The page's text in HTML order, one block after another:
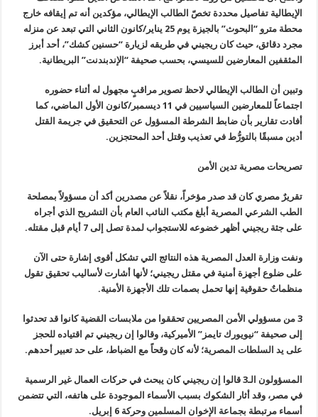
الإيطالية تفاصيل محددة تخصّ الطالب الإيطالي، مؤكدين أنه تم إيقافه خارج
محطة مترو “البحوث” بالجيزة يوم 25 يناير/كانون الثاني التي تبعد عن منزله
مجرد دقائق، حيث كان ريجيني في طريقه لزيارة “حسنين كشك”، أحد أبرز
المثقفين المعارضين للسيسي، بحسب صحيفة“ الإندبندنت” البريطانية.
وتبين أن الطالب الإيطالي لاحظ تصوير مراقبٍ مجهول له أثناء حضوره
اجتماعاً للمعارضين السياسيين في 11 ديسمبر/كانون الأول الماضي، كما
أفادت تقارير بأن ضابط الشرطة المسؤول عن التحقيق في جريمة القتل
أدين مسبقًا بالتورُّط في تعذيب وقتل أحد المحتجزين.
تصريحات مصرية تدين الأمن
تقريرٌ مصري كان قد صدر مؤخراً، نقلاً عن مصدرين أكد أن مسؤولاً بمصلحة
الطب الشرعي المصرية أبلغ مكتب النائب العام بأن التشريح الذي أجراه
على جثة ريجيني أظهر خضوعه للاستجواب لمدة تصل إلى 7 أيام قبل مقتله
.
ونفت وزارة العدل المصرية هذه النتائج التي تشكل أقوى إشارة حتى الآن
على ضلوع أجهزة أمنية في مقتل ريجيني؛ لأنها أشارت لأساليب تحقيق تقول
منظماتٌ حقوقية إنها تحمل بصمات تلك الأجهزة الأمنية.
3 من مسؤولي الأمن المصريين تحققوا من ملابسات القضية كانوا قد تحدثوا
إلى صحيفة “نيويورك تايمز” الأميركية، وقالوا إن ريجيني تم اقتياده للحجز
على يد السلطات المصرية؛ لأنه كان وقحاً مع الضباط، على حد تعبير أحدهم.
المسؤولون الـ3 قالوا إن ريجيني كان يبحث في حركات العمال غير الرسمية
في مصر، وقد أثار الشكوك بسبب الأسماء الموجودة على هاتفه، التي تتضمن
أسماء مرتبطة بجماعة الإخوان المسلمين وحركة 6 إبريل
.